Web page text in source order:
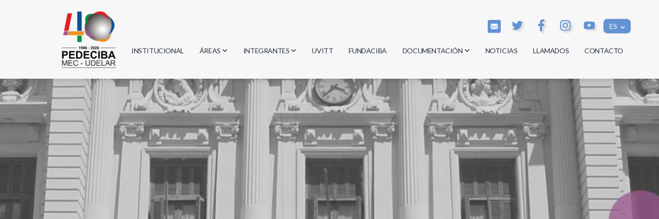
ES
INSTITUCIONAL ÁREAS
Biología
Física
Geociencias
Informática
Matemática
INTEGRANTES
Investigadores
Estudiantes
Egresados
UVITT FUNDACIBA DOCUMENTACIÓN
Actas
Reglamentos
Documentos
NOTICIAS LLAMADOS CONTACTO